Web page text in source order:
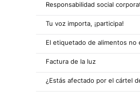
Responsabilidad social
Tu voz importa, ¡participa!
El etiquetado de alimentos no
Factura de la luz
¿Estás afectado por el cártel